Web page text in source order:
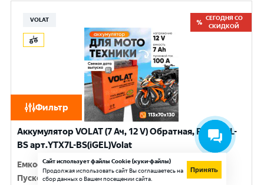
Фильтр
VOLAT
СЕГОДНЯ СО
СКИДКОЙ
Аккумулятор VOLAT (7 Ач, 12 V) Обратная, R+ YTX7L-
BS арт.YTX7L-BS(iGEL)Volat
Емкость:7 Ач
Пусковой ток:100 A
Сайт использует файлы Cookie (куки-файлы)
Продолжая использовать сайт Вы соглашаетесь на
сбор данных о Вашем посещении сайта.
Принять